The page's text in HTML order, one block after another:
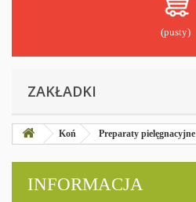
(pusty)
ZAKŁADKI
Koń Preparaty pielęgnacyjne
INFORMACJA